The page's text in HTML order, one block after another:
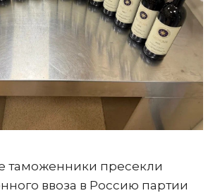
таможенники пресекли
ввоза в Россию партии